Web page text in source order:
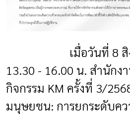
เมื่อวันที่ 8 สิ
13.30 - 16.00 น. สำนักง
กิจกรรม KM ครั้งที่ 3/
มนุษยชน: การยกระดับคว